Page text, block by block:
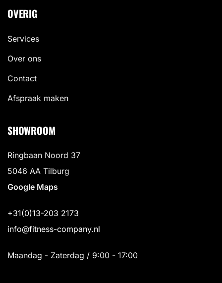
OVERIG
Services
Over ons
Contact
Afspraak maken
SHOWROOM
Ringbaan Noord 37
5046 AA Tilburg
Google Maps
+31(0)13-203 2173
info@fitness-company.nl
Maandag - Zaterdag / 9:00 - 17:00